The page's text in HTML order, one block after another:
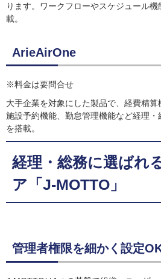
ります。ワークフローやスケジュール
載。
ArieAirOne
※料金は要問合せ
大手企業を対象にした製品で、経費精算
施設予約機能、勤怠管理機能など経理
を搭載。
経理・総務に選ばれ
ア「J-MOTTO」
管理者権限を細かく設定